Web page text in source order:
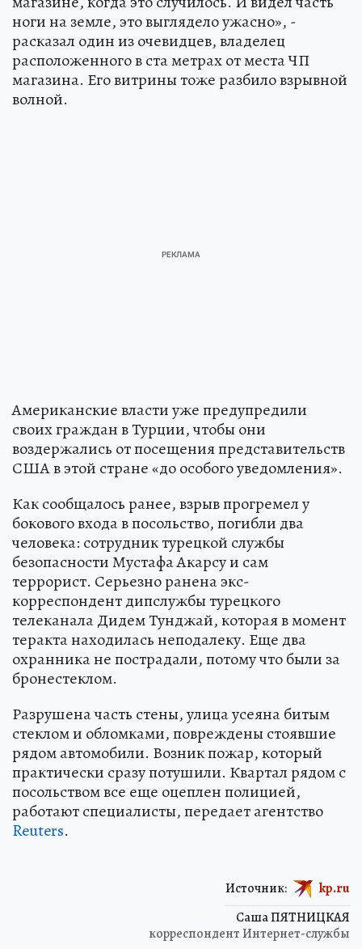
«Это был очень мощный взрыв. Я сидел в своем
магазине, когда это случилось. И видел часть
ноги на земле, это выглядело ужасно», -
расказал один из очевидцев, владелец
расположенного в ста метрах от места ЧП
магазина. Его витрины тоже разбило взрывной
Американские власти уже предупредили
своих граждан в Турции, чтобы они
воздержались от посещения представительств
США в этой стране «до особого уведомления».
Как сообщалось ранее, взрыв прогремел у
бокового входа в посольство, погибли два
человека: сотрудник турецкой службы
безопасности Мустафа Акарсу и сам
террорист. Серьезно ранена экс-
корреспондент дипслужбы турецкого
телеканала Дидем Тунджай, которая в момент
теракта находилась неподалеку. Еще два
охранника не пострадали, потому что были за
бронестеклом.
Разрушена часть стены, улица усеяна битым
стеклом и обломками, повреждены стоявшие
рядом автомобили. Возник пожар, который
практически сразу потушили. Квартал рядом с
посольством все еще оцеплен полицией,
работают специалисты, передает агентство
Источник: kp.ru